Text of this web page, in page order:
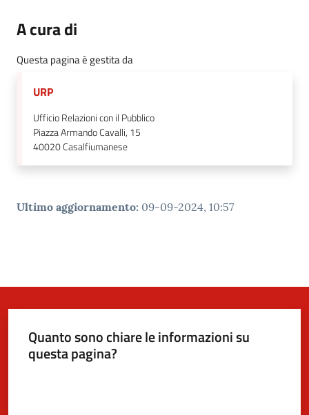
A cura di
Questa pagina è gestita da
URP
Ufficio Relazioni con il Pubblico
Piazza Armando Cavalli, 15
40020Casalfiumanese
Ultimo aggiornamento: 09-09-2024, 10:57
Quanto sono chiare le informazioni su
questa pagina?